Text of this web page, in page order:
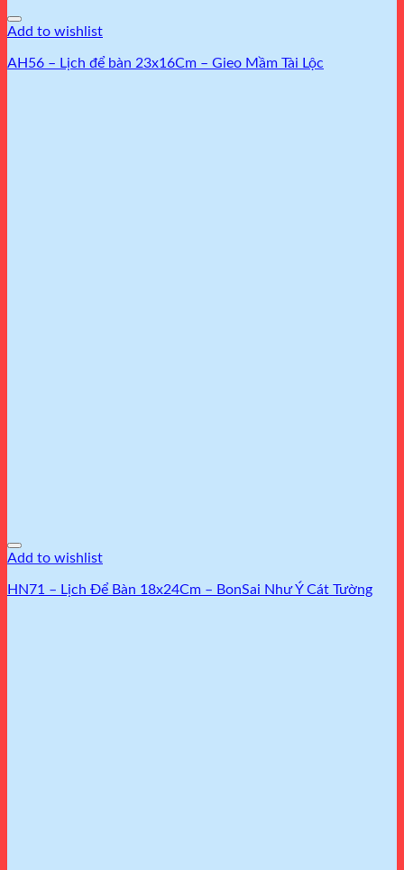
Add to wishlist
AH56 – Lịch để bàn 23x16Cm – Gieo Mầm Tài Lộc
Add to wishlist
HN71 – Lịch Để Bàn 18x24Cm – BonSai Như Ý Cát Tường